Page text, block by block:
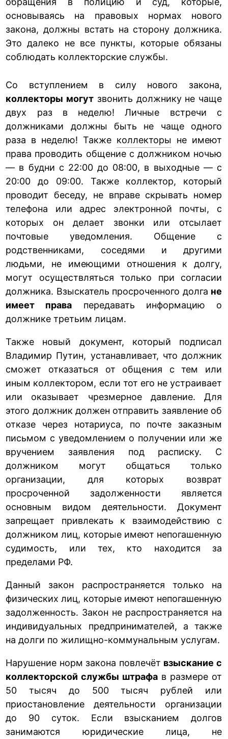
основываясь на правовых нормах нового
закона, должны встать на сторону должника.
Это далеко не все пункты, которые обязаны
соблюдать коллекторские службы.
Со вступлением в силу нового закона,
коллекторы могут звонить должнику не чаще
двух раз в неделю! Личные встречи с
должниками должны быть не чаще одного
раза в неделю! Также коллекторы не имеют
права проводить общение с должником ночью
— в будни с 22:00 до 08:00, в выходные — с
20:00 до 09:00. Также коллектор, который
проводит беседу, не вправе скрывать номер
телефона или адрес электронной почты, с
которых он делает звонки или отсылает
почтовые уведомления. Общение с
родственниками, соседями и другими
людьми, не имеющими отношения к долгу,
могут осуществляться только при согласии
должника. Взыскатель просроченного долга не
имеет права передавать информацию о
должнике третьим лицам.
Также новый документ, который подписал
Владимир Путин, устанавливает, что должник
сможет отказаться от общения с тем или
иным коллектором, если тот его не устраивает
или оказывает чрезмерное давление. Для
этого должник должен отправить заявление об
отказе через нотариуса, по почте заказным
письмом с уведомлением о получении или же
вручением заявления под расписку. С
должником могут общаться только
организации, для которых возврат
просроченной задолженности является
основным видом деятельности. Документ
запрещает привлекать к взаимодействию с
должником лиц, которые имеют непогашенную
судимость, или тех, кто находится за
пределами РФ.
Данный закон распространяется только на
физических лиц, которые имеют непогашенную
задолженность. Закон не распространяется на
индивидуальных предпринимателей, а также
на долги по жилищно-коммунальным услугам.
Нарушение норм закона повлечёт взыскание с
коллекторской службы штрафа в размере от
50 тысяч до 500 тысяч рублей или
приостановление деятельности организации
до 90 суток. Если взысканием долгов
занимаются юридические лица, не